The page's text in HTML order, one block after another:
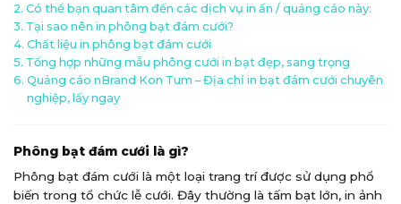
Có thể bạn quan tâm đến các dịch vụ in ấn / quảng cáo này:
Tại sao nên in phông bạt đám cưới?
Chất liệu in phông bạt đám cưới
Tổng hợp những mẫu phông cưới in bạt đẹp, sang trọng
Quảng cáo nBrand Kon Tum – Địa chỉ in bạt đám cưới chuyên
nghiệp, lấy ngay
Phông bạt đám cưới là gì?
Phông bạt đám cưới là một loại trang trí được sử dụng phổ
biến trong tổ chức lễ cưới. Đây thường là tấm bạt lớn, in ảnh